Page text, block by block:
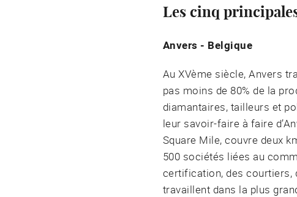
Les cinq
Anvers - Belgique
Au XVème siècle, Anvers
pas moins de 80% de la
diamantaires, tailleurs et
leur savoir-faire à faire
Square Mile, couvre deux
500 sociétés liées au
certification, des courtiers,
travaillent dans la plus